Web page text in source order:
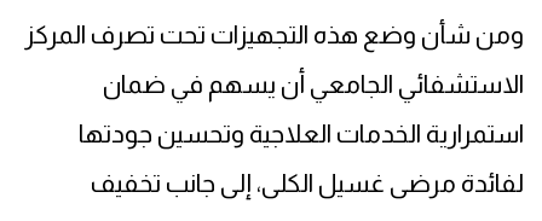
ومن شأن وضع هذه التجهيزات تحت تصرف المركز
الاستشفائي الجامعي أن يسهم في ضمان
استمرارية الخدمات العلاجية وتحسين جودتها
لفائدة مرضى غسيل الكلى، إلى جانب تخفيف